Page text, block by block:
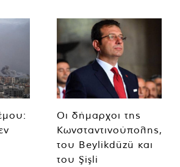
Οι δήμαρχοι της
Κωνσταντινούπολης,
του Beylikdüzü και
του Şişli